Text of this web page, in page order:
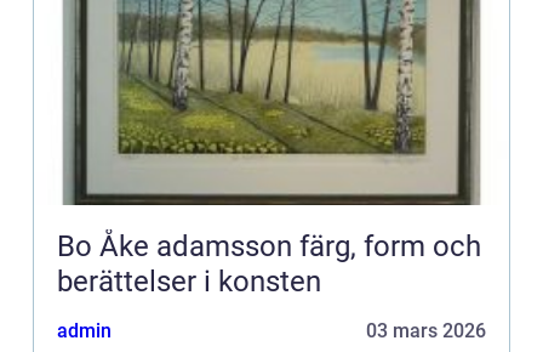
Bo Åke adamsson färg, form och
berättelser i konsten
admin 03 mars 2026